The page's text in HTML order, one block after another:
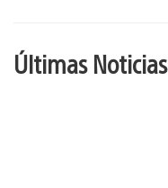
Últimas Noticias